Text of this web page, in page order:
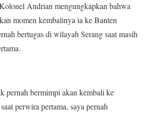
Andrian mengungkapkan bahwa
momen kembalinya ia ke Banten
bertugas di wilayah Serang saat masih
pernah bermimpi akan kembali ke
perwira pertama, saya pernah